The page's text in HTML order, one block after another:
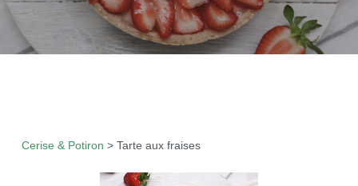
Cerise & Potiron > Tarte aux fraises